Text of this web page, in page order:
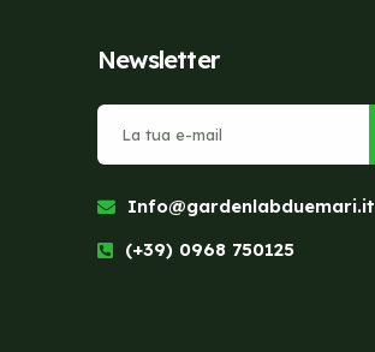
Newsletter
Info@gardenlabduemari.it
(+39) 0968 750125